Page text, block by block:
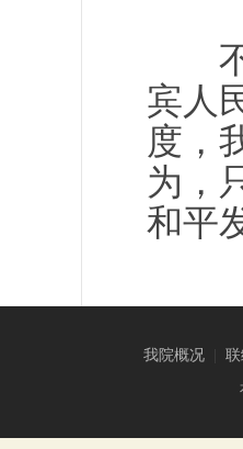
不
宾人
度，
为，
和平
我院概况